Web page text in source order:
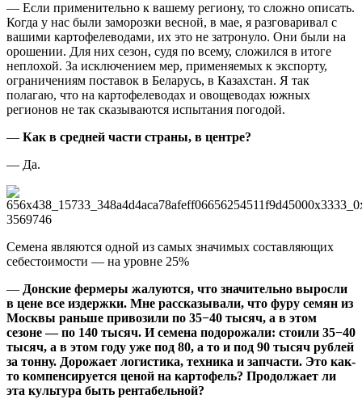
— Если применительно к вашему региону, то сложно описать.
Когда у нас были заморозки весной, в мае, я разговаривал с
вашими картофелеводами, их это не затронуло. Они были на
орошении. Для них сезон, судя по всему, сложился в итоге
неплохой. За исключением мер, применяемых к экспорту,
ограничениям поставок в Беларусь, в Казахстан. Я так
полагаю, что на картофелеводах и овощеводах южных
регионов не так сказываются испытания погодой.
— Как в средней части страны, в центре?
— Да.
Семена являются одной из самых значимых составляющих
себестоимости — на уровне 25%
— Донские фермеры жалуются, что значительно выросли
в цене все издержки. Мне рассказывали, что фуру семян из
Москвы раньше привозили по 35−40 тысяч, а в этом
сезоне — по 140 тысяч. И семена подорожали: стоили 35−40
тысяч, а в этом году уже под 80, а то и под 90 тысяч рублей
за тонну. Дорожает логистика, техника и запчасти. Это как-
то компенсируется ценой на картофель? Продолжает ли
эта культура быть рентабельной?